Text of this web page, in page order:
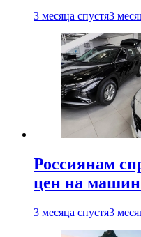
3 месяца спустя3
Россиянам
цен на
3 месяца спустя3